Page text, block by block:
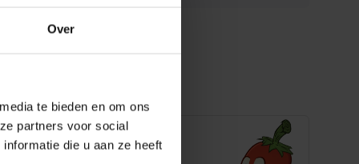
Over
te bieden en om ons
partners voor social
die u aan ze heeft
je helpen?